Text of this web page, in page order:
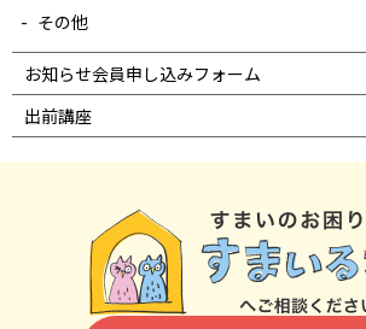
その他
お知らせ会員申し込みフォーム
出前講座